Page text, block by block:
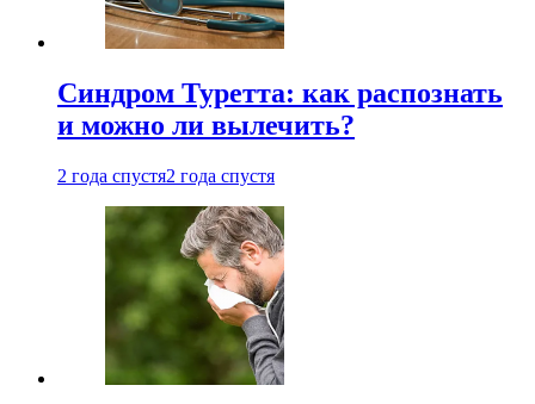
Синдром Туретта: как распознать
и можно ли вылечить?
2 года спустя2 года спустя